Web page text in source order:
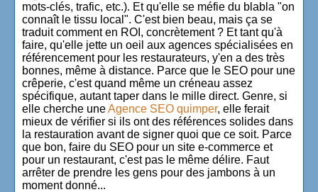
mots-clés, trafic, etc.). Et qu'elle se méfie du blabla "on
connaît le tissu local". C'est bien beau, mais ça se
traduit comment en ROI, concrètement ? Et tant qu'à
faire, qu'elle jette un oeil aux agences spécialisées en
référencement pour les restaurateurs, y'en a des très
bonnes, même à distance. Parce que le SEO pour une
crêperie, c'est quand même un créneau assez
spécifique, autant taper dans le mille direct. Genre, si
elle cherche uneAgence SEO quimper, elle ferait
mieux de vérifier si ils ont des références solides dans
la restauration avant de signer quoi que ce soit. Parce
que bon, faire du SEO pour un site e-commerce et
pour un restaurant, c'est pas le même délire. Faut
arrêter de prendre les gens pour des jambons à un
moment donné...